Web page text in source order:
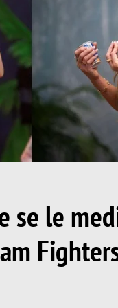
se le